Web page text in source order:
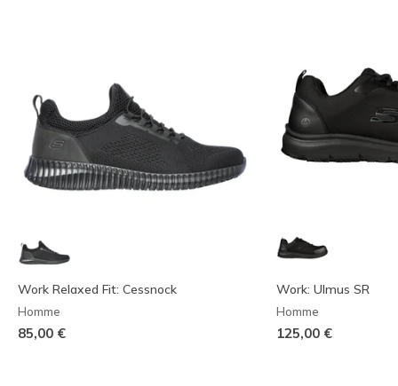
Work Relaxed Fit: Cessnock
Homme
85,00 €
Work: Ulmus SR
Homme
125,00 €